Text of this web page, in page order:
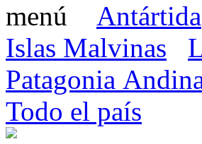
Antártida
Islas Malvinas
Patagonia
Todo el país